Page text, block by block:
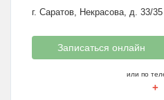
г. Саратов, Некрасова, д. 33/35
Записаться онлайн
или по
+